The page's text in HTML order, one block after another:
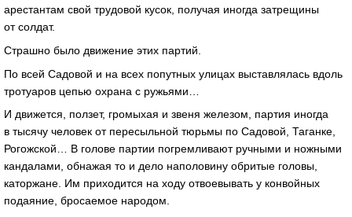
арестантам свой трудовой кусок, получая иногда затрещины
от солдат.
Страшно было движение этих партий.
По всей Садовой и на всех попутных улицах выставлялась вдоль
тротуаров цепью охрана с ружьями…
И движется, ползет, громыхая и звеня железом, партия иногда
в тысячу человек от пересыльной тюрьмы по Садовой, Таганке,
Рогожской… В голове партии погремливают ручными и ножными
кандалами, обнажая то и дело наполовину обритые головы,
каторжане. Им приходится на ходу отвоевывать у конвойных
подаяние, бросаемое народом.